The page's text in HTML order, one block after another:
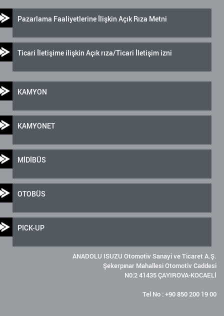
Pazarlama Faaliyetlerine İlişkin Açık Rıza Metni
Ticari İletişime ilişkin Açık rıza/Ticari İletişim izni
KAMYON
KAMYONET
MİDİBÜS
OTOBÜS
PICK-UP
ANADOLU ISUZU Otomotiv Sanayi ve Ticaret A.Ş.
Şekerpınar Mahallesi Otomotiv Caddesi
N0:2 41435 ÇAYIROVA-KOCAELİ
Tel No : +90 850 200 19 00